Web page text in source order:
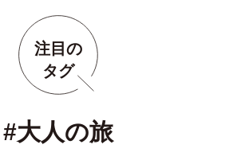
注目の
タグ
#大人の旅